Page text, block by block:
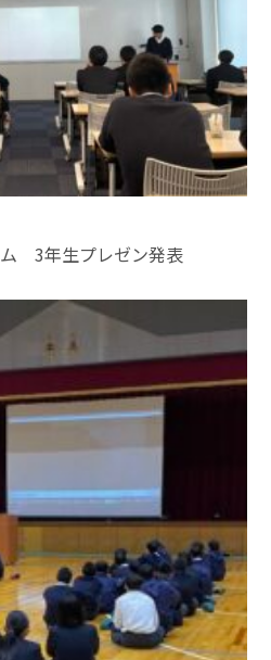
3年生プレゼン発表